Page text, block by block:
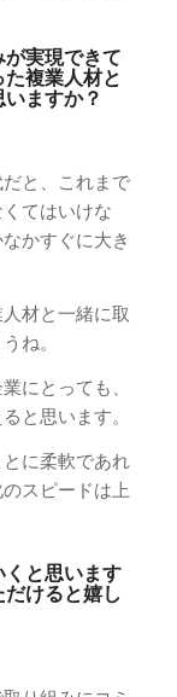
実現できて
複業人材と
ますか？
と、これまで
てはいけな
かすぐに大き
材と一緒に取
ね。
にとっても、
と思います。
に柔軟であれ
スピードは上
くと思います
けると嬉し